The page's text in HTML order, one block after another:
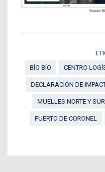
BÍO BÍO
CENTRO
DECLARACIÓN DE
MUELLES NORTE Y SUR
PUERTO DE CORONEL